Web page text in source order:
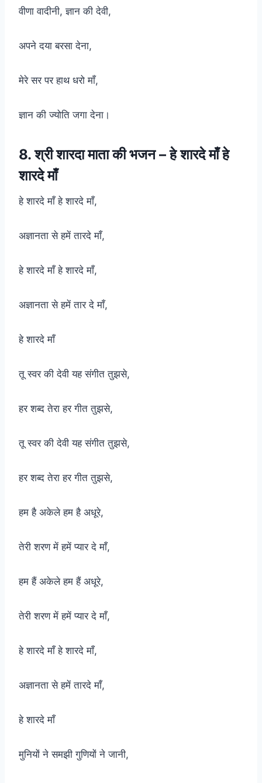
वीणा वादीनी, ज्ञान की देवी,
अपने दया बरसा देना,
मेरे सर पर हाथ धरो माँ,
ज्ञान की ज्योति जगा देना।
8. श्री शारदा माता की भजन – हे शारदे माँ हे
शारदे माँ
हे शारदे माँ हे शारदे माँ,
अज्ञानता से हमें तारदे माँ,
हे शारदे माँ हे शारदे माँ,
अज्ञानता से हमें तार दे माँ,
हे शारदे माँ
तू स्वर की देवी यह संगीत तुझसे,
हर शब्द तेरा हर गीत तुझसे,
तू स्वर की देवी यह संगीत तुझसे,
हर शब्द तेरा हर गीत तुझसे,
हम है अकेले हम है अधूरे,
तेरी शरण में हमें प्यार दे माँ,
हम हैं अकेले हम हैं अधूरे,
तेरी शरण में हमें प्यार दे माँ,
हे शारदे माँ हे शारदे माँ,
अज्ञानता से हमें तारदे माँ,
हे शारदे माँ
मुनियों ने समझी गुणियों ने जानी,